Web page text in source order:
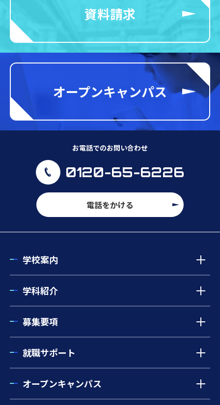
資料請求
オープンキャンパス
お電話でのお問い合わせ
0120-65-6226
電話をかける
学校案内
学科紹介
募集要項
就職サポート
オープンキャンパス